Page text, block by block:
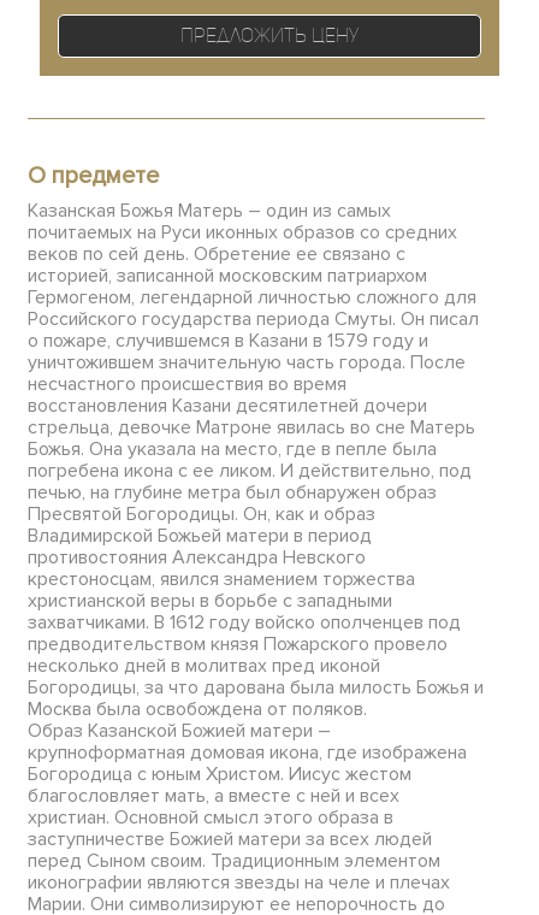
Предложить цену
О предмете
Казанская Божья Матерь – один из самых
почитаемых на Руси иконных образов со средних
веков по сей день. Обретение ее связано с
историей, записанной московским патриархом
Гермогеном, легендарной личностью сложного для
Российского государства периода Смуты. Он писал
о пожаре, случившемся в Казани в 1579 году и
уничтожившем значительную часть города. После
несчастного происшествия во время
восстановления Казани десятилетней дочери
стрельца, девочке Матроне явилась во сне Матерь
Божья. Она указала на место, где в пепле была
погребена икона с ее ликом. И действительно, под
печью, на глубине метра был обнаружен образ
Пресвятой Богородицы. Он, как и образ
Владимирской Божьей матери в период
противостояния Александра Невского
крестоносцам, явился знамением торжества
христианской веры в борьбе с западными
захватчиками. В 1612 году войско ополченцев под
предводительством князя Пожарского провело
несколько дней в молитвах пред иконой
Богородицы, за что дарована была милость Божья и
Москва была освобождена от поляков.
Образ Казанской Божией матери –
крупноформатная домовая икона, где изображена
Богородица с юным Христом. Иисус жестом
благословляет мать, а вместе с ней и всех
христиан. Основной смысл этого образа в
заступничестве Божией матери за всех людей
перед Сыном своим. Традиционным элементом
иконографии являются звезды на челе и плечах
Марии. Они символизируют ее непорочность до